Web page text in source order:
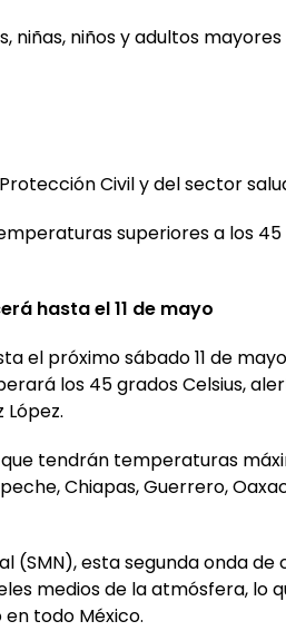
niñas, niños y adultos mayores
Civil y del sector
superiores a los 45
hasta el 11 de mayo
el próximo sábado 11 de
los 45 grados Celsius,
tendrán temperaturas
Chiapas, Guerrero,
(SMN), esta segunda onda de
medios de la atmósfera, lo
todo México.